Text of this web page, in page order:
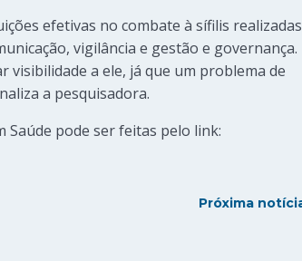
efetivas no combate à sífilis realizadas
vigilância e gestão e governança.
visibilidade a ele, já que um problema de
a pesquisadora.
Saúde pode ser feitas pelo link:
Próxima